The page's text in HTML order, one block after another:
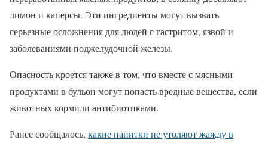
лимон и каперсы. Эти ингредиенты могут вызвать
серьезные осложнения для людей с гастритом, язвой и
заболеваниями поджелудочной железы.
Опасность кроется также в том, что вместе с мясными
продуктами в бульон могут попасть вредные вещества, если
животных кормили антибиотиками.
Ранее сообщалось, какие напитки не утоляют жажду в